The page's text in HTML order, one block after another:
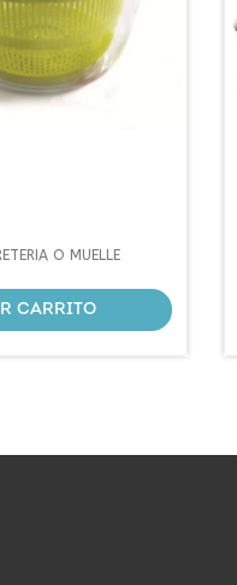
O MUELLE
CARRITO